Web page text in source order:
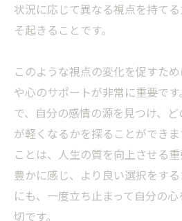
状況に応じて異なる視点を持て
そ起きることです。
このような視点の変化を促すた
や心のサポートが非常に重要で
で、自分の感情の源を見つけ、
が軽くなるかを探ることができ
ことは、人生の質を向上させる
豊かに感じ、より良い選択をす
にも、一度立ち止まって自分の
切です。